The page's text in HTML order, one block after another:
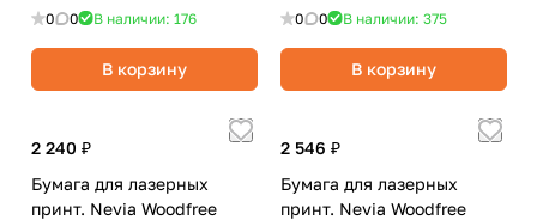
белая, 160 г/м2, матовая,
0 0 В наличии: 176
В корзину
м2, глянцевая, 250 л.
0 0 В наличии: 375
В корзину
2 240 ₽
Бумага для лазерных
принт. Nevia Woodfree
2 546 ₽
Бумага для лазерных
принт. Nevia Woodfree